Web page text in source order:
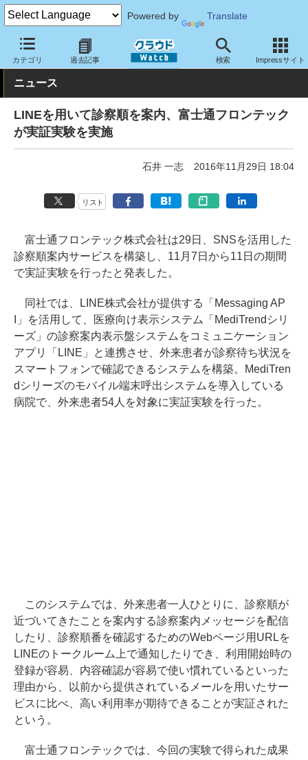
Powered by Translate
カテゴリ 過去記事 検索 Impressサイト
クラウド Watch トピック 導入事例 その他
ニュース
LINEを用いて診察順を案内、富士通フロンテック
が実証実験を実施
石井 一志 2016年11月29日 18:04
リスト
富士通フロンテック株式会社は29日、SNSを活用した
診察順案内サービスを構築し、11月7日から11日の期間
で実証実験を行ったと発表した。
同社では、LINE株式会社が提供する「Messaging AP
I」を活用して、医療向け表示システム「MediTrendシリ
ーズ」の診察案内表示盤システムをコミュニケーション
アプリ「LINE」と連携させ、外来患者が診察待ち状況を
スマートフォンで確認できるシステムを構築。MediTren
dシリーズのモバイル端末呼出システムを導入している
病院で、外来患者54人を対象に実証実験を行った。
このシステムでは、外来患者一人ひとりに、診察順が
近づいてきたことを案内する診察案内メッセージを配信
したり、診察順番を確認するためのWebページ用URLを
LINEのトークルーム上で通知したりでき、利用開始時の
登録が容易、内容確認が容易で使い慣れているといった
理由から、以前から提供されているメールを用いたサー
ビスに比べ、高い利用率が期待できることが実証された
という。
富士通フロンテックでは、今回の実験で得られた成果